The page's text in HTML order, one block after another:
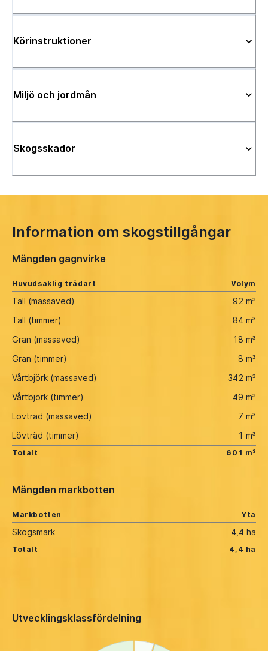
Körinstruktioner
Miljö och jordmån
Skogsskador
Information om skogstillgångar
Mängden gagnvirke
Huvudsaklig trädart Volym
Tall (massaved)
92 m³
Tall (timmer)
84 m³
Gran (massaved)
18 m³
Gran (timmer)
8 m³
Vårtbjörk (massaved)
342 m³
Vårtbjörk (timmer)
49 m³
Lövträd (massaved)
7 m³
Lövträd (timmer)
1 m³
Totalt 601 m³
Mängden markbotten
Markbotten Yta
Skogsmark 4,4 ha
Totalt 4,4 ha
Utvecklingsklassfördelning